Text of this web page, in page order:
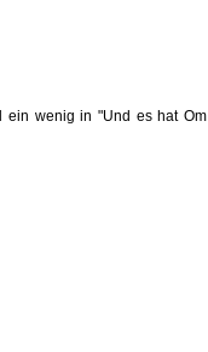
ein wenig in "Und es hat Om